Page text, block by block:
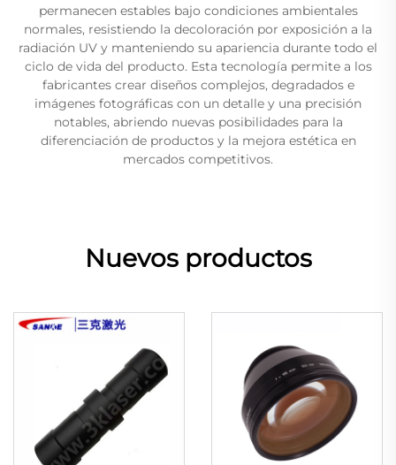
permanecen estables bajo condiciones ambientales
normales, resistiendo la decoloración por exposición a la
radiación UV y manteniendo su apariencia durante todo el
ciclo de vida del producto. Esta tecnología permite a los
fabricantes crear diseños complejos, degradados e
imágenes fotográficas con un detalle y una precisión
notables, abriendo nuevas posibilidades para la
diferenciación de productos y la mejora estética en
mercados competitivos.
Nuevos productos